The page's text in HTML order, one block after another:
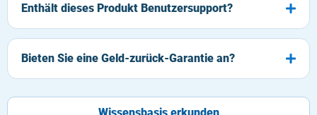
Enthält dieses Produkt Benutzersupport?
Bieten Sie eine Geld-zurück-Garantie an?
Wissensbasis erkunden